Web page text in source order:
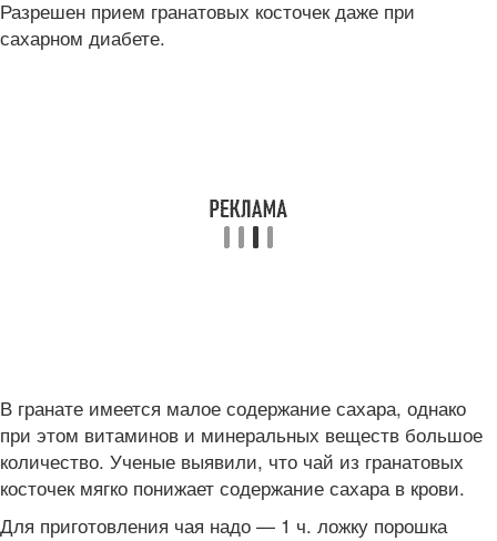
Разрешен прием гранатовых косточек даже при
сахарном диабете.
В гранате имеется малое содержание сахара, однако
при этом витаминов и минеральных веществ большое
количество. Ученые выявили, что чай из гранатовых
косточек мягко понижает содержание сахара в крови.
Для приготовления чая надо — 1 ч. ложку порошка